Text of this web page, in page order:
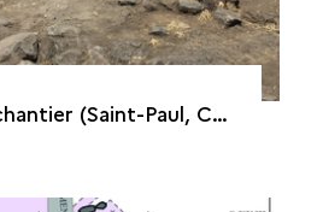
(Saint-Paul, Cap Champagne, 2016)